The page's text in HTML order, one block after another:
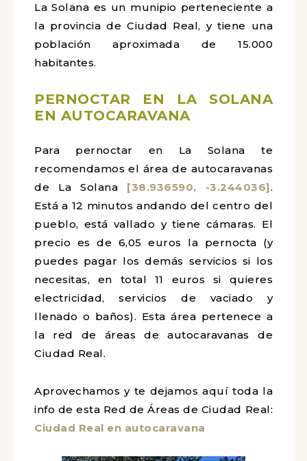
La Solana es un munipio perteneciente a
la provincia de Ciudad Real, y tiene una
población aproximada de 15.000
habitantes.
PERNOCTAR EN LA SOLANA
EN AUTOCARAVANA
Para pernoctar en La Solana te
recomendamos el área de autocaravanas
de La Solana [38.936590, -3.244036].
Está a 12 minutos andando del centro del
pueblo, está vallado y tiene cámaras. El
precio es de 6,05 euros la pernocta (y
puedes pagar los demás servicios si los
necesitas, en total 11 euros si quieres
electricidad, servicios de vaciado y
llenado o baños). Esta área pertenece a
la red de áreas de autocaravanas de
Ciudad Real.
Aprovechamos y te dejamos aquí toda la
info de esta Red de Áreas de Ciudad Real:
Ciudad Real en autocaravana